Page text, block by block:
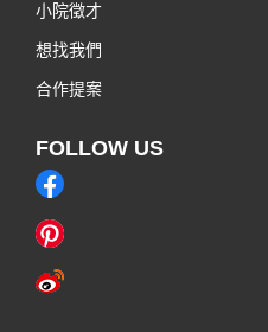
小院徵才
想找我們
合作提案
FOLLOW US